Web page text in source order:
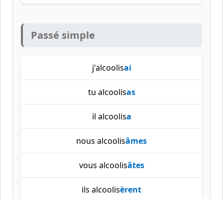
Passé simple
j'alcoolisai
tu alcoolisas
il alcoolisa
nous alcoolisâmes
vous alcoolisâtes
ils alcoolisèrent